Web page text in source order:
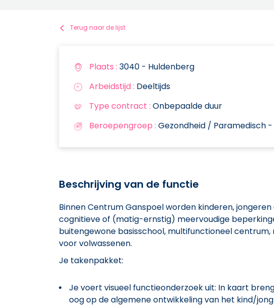
Terug naar de lijst
Plaats : 3040 - Huldenberg
Arbeidstijd : Deeltijds
Type contract : Onbepaalde duur
Beroepengroep : Gezondheid / Paramedisch
Beschrijving van de functie
Binnen Centrum Ganspoel worden kinderen,
cognitieve of (matig-ernstig) meervoudige
buitengewone basisschool, multifunctioneel
voor volwassenen.
Je takenpakket:
Je voert visueel functieonderzoek uit: In kaart
oog op de algemene ontwikkeling van het kind/